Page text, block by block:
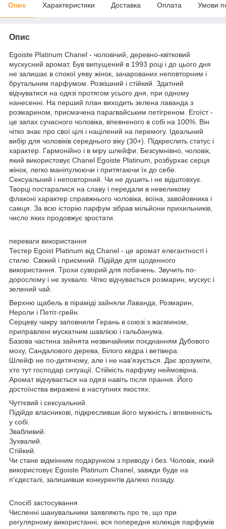
Опис Характеристики Доставка Оплата Умови
Опис
Egoiste Platinum Chanel - чоловічий, деревно-квітковий
мускусний аромат. Був випущений в 1993 році і до цього дня
не залишає в спокої уяву жінок, зачарованих неповторним і
брутальним парфумом. Розкішний і стійкий. Здатний
відчуватися на одязі протягом усього дня, при одному
нанесенні. На перший план виходить зелена лаванда з
розмарином, присмачена парагвайським петігреном. Егоїст -
це запах сучасного чоловіка, впевненого в собі на 100%. Він
чітко знає про свої цілі і націлений на перемогу. Ідеальний
вибір для чоловіків середнього віку (30+). Підкреслить статус і
характер. Гармонійно і в міру шлейфи. Безсумнівно, чоловік,
який використовує Chanel Egoiste Platinum, розбурхає серця
жінок, легко маніпулюючи і притягаючи їх до себе.
Сексуальний і неповторний. Чи не душить і не відштовхує.
Творці постаралися на славу і передали в невеликому
флаконі характер справжнього чоловіка, воїна, завойовника і
самця. За всю історію парфум зібрав мільйони прихильників,
число яких продовжує зростати.
переваги використання
Тестер Egoist Platinum від Chanel - це аромат елегантності і
стилю. Свіжий і приємний. Підійде для щоденного
використання. Трохи суворий для побачень. Звучить по-
дорослому і не зухвало. Чітко відчувається розмарин, мускус і
зелений чай.
Верхню щабель в піраміді зайняли Лаванда, Розмарин,
Нероли і Петіт-грейн.
Серцеву чакру заповнили Герань в союзі з жасмином,
приправлені мускатним шавлією і гальбанума.
Базова частина зайнята незвичайним поєднанням Дубового
моху, Сандалового дерева, Білого кедра і ветівера.
Шлейф не по-дитячому, але і не нав'язується. Дає зрозуміти,
хто тут господар ситуації. Стійкість парфуму неймовірна.
Аромат відчувається на одязі навіть після прання. Його
достоїнства виражені в наступних якостях:
Чуттєвий і сексуальний.
Підійде власникові, підкресливши його мужність і впевненість
у собі.
Звабливий.
Зухвалий.
Стійкий.
Чи стане відмінним подарунком з приводу і без. Чоловік, який
використовує Egoiste Platinum Chanel, завжди буде на
п'єдесталі, залишивши конкурентів далеко позаду.
Спосіб застосування
Численні шанувальники заявляють про те, що при
регулярному використанні, вся попередня колекція парфумів